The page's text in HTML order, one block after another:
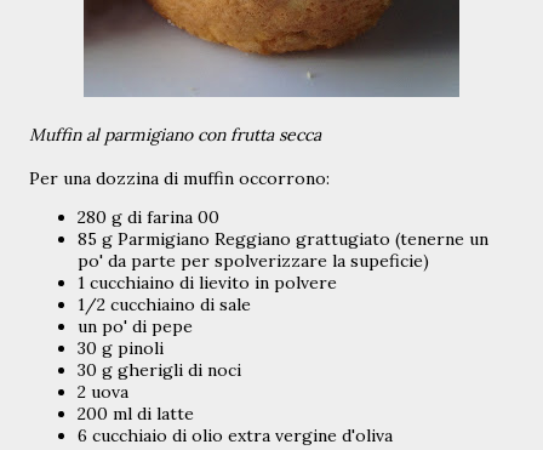
Muffin al parmigiano con frutta secca
Per una dozzina di muffin occorrono:
280 g di farina 00
85 g Parmigiano Reggiano grattugiato (tenerne un
po' da parte per spolverizzare la supeficie)
1 cucchiaino di lievito in polvere
1/2 cucchiaino di sale
un po' di pepe
30 g pinoli
30 g gherigli di noci
2 uova
200 ml di latte
6 cucchiaio di olio extra vergine d'oliva